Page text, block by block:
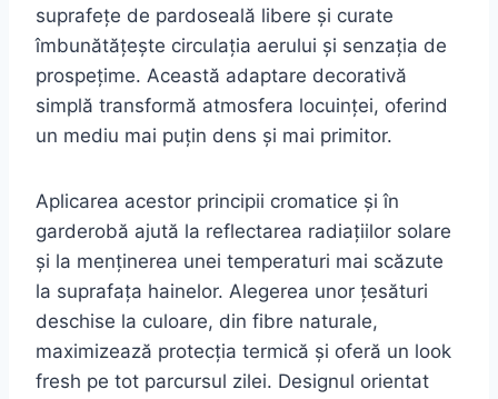
suprafețe de pardoseală libere și curate
îmbunătățește circulația aerului și senzația de
prospețime. Această adaptare decorativă
simplă transformă atmosfera locuinței, oferind
un mediu mai puțin dens și mai primitor.
Aplicarea acestor principii cromatice și în
garderobă ajută la reflectarea radiațiilor solare
și la menținerea unei temperaturi mai scăzute
la suprafața hainelor. Alegerea unor țesături
deschise la culoare, din fibre naturale,
maximizează protecția termică și oferă un look
fresh pe tot parcursul zilei. Designul orientat